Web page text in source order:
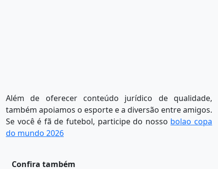
Além de oferecer conteúdo jurídico de qualidade,
também apoiamos o esporte e a diversão entre amigos.
Se você é fã de futebol, participe do nosso bolao copa
do mundo 2026
Confira também